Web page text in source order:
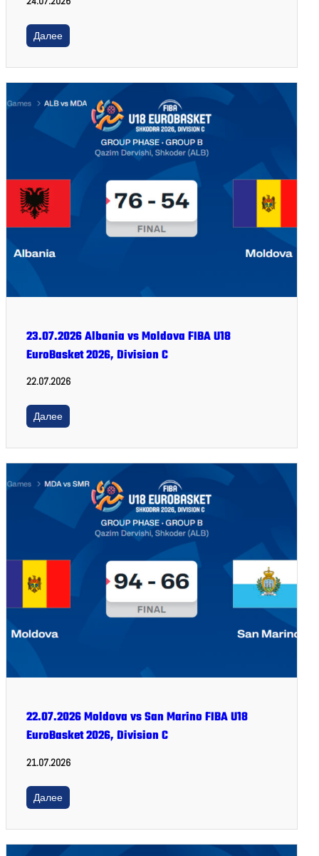
Далее
23.07.2026 Albania vs Moldova FIBA U18
EuroBasket 2026, Division C
22.07.2026
Далее
22.07.2026 Moldova vs San Marino FIBA U18
EuroBasket 2026, Division C
21.07.2026
Далее